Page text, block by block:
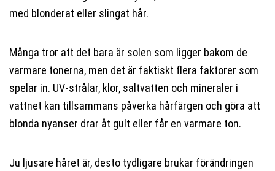
med blonderat eller slingat hår.
Många tror att det bara är solen som ligger bakom de
varmare tonerna, men det är faktiskt flera faktorer som
spelar in. UV-strålar, klor, saltvatten och mineraler i
vattnet kan tillsammans påverka hårfärgen och göra att
blonda nyanser drar åt gult eller får en varmare ton.
Ju ljusare håret är, desto tydligare brukar förändringen